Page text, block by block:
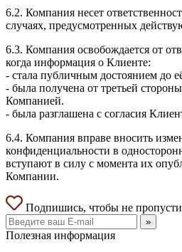
6.2. Компания несет
случаях, предусмотренных
6.3. Компания освобождается от
когда информация о Клиенте:
- стала публичным достоянием до
- была получена от третьей
Компанией.
- была разглашена с согласия
6.4. Компания вправе вносить
конфиденциальности в
вступают в силу с момента их
Компании.
Подпишись, чтобы не
»
Полезная информация